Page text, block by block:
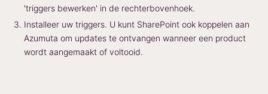
'triggers bewerken' in de rechterbovenhoek.
Installeer uw triggers. U kunt SharePoint ook koppelen aan
Azumuta om updates te ontvangen wanneer een product
wordt aangemaakt of voltooid.